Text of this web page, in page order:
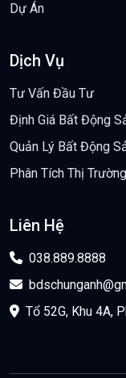
Dự Án
Dịch Vụ
Tư Vấn Đầu Tư
Định Giá Bất Động
Quản Lý Bất Động
Phân Tích Thị Trường
Liên Hệ
038.889.8888
Tổ 52G, Khu 4A,